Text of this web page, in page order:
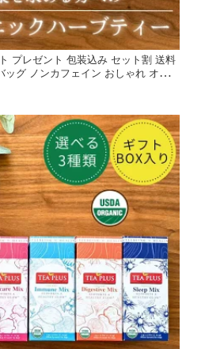
プレゼント 包装込み セット割 送料
グ ノンカフェイン おしゃれ オーガ
不良 美肌 免疫 カモミール ペパーミ